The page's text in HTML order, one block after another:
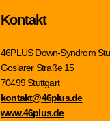
Kontakt
46PLUS Down-Syndrom
Goslarer Straße 15
70499 Stuttgart
kontakt@46plus.de
www.46plus.de